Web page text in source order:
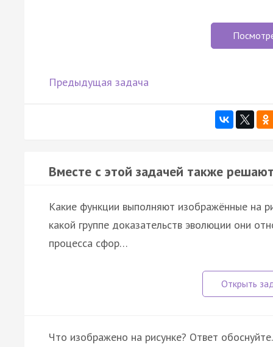
Предыдущая задача
Вместе с этой задачей также
Какие функции выполняют изображённые на
какой группе доказательств эволюции они
процесса сфор…
Что изображено на рисунке? Ответ